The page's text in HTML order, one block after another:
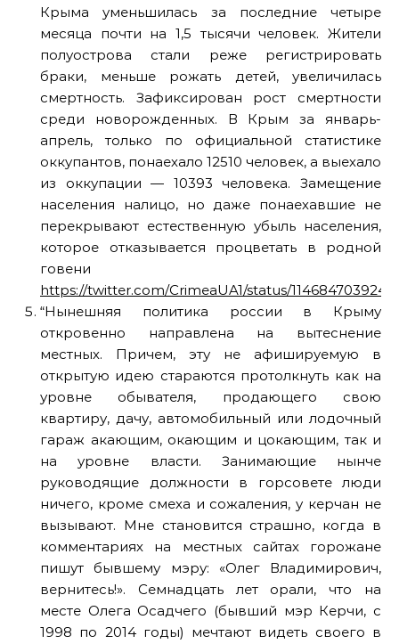
Крыма уменьшилась за последние четыре
месяца почти на 1,5 тысячи человек. Жители
полуострова стали реже регистрировать
браки, меньше рожать детей, увеличилась
смертность. Зафиксирован рост смертности
среди новорожденных. В Крым за январь-
апрель, только по официальной статистике
оккупантов, понаехало 12510 человек, а выехало
из оккупации — 10393 человека. Замещение
населения налицо, но даже понаехавшие не
перекрывают естественную убыль населения,
которое отказывается процветать в родной
говени
https://twitter.com/CrimeaUA1/status/
“Нынешняя политика россии в Крыму
откровенно направлена на вытеснение
местных. Причем, эту не афишируемую в
открытую идею стараются протолкнуть как на
уровне обывателя, продающего свою
квартиру, дачу, автомобильный или лодочный
гараж акающим, окающим и цокающим, так и
на уровне власти. Занимающие нынче
руководящие должности в горсовете люди
ничего, кроме смеха и сожаления, у керчан не
вызывают. Мне становится страшно, когда в
комментариях на местных сайтах горожане
пишут бывшему мэру: «Олег Владимирович,
вернитесь!». Семнадцать лет орали, что на
месте Олега Осадчего (бывший мэр Керчи, с
1998 по 2014 годы) мечтают видеть своего в